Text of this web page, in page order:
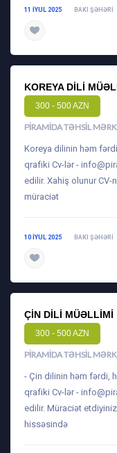
11 IYUL 2025 BAKI ŞƏHƏRI
KOREYA DILI
300 - 500 AZN
PIRAMIDA TƏHSIL
Koreya dilinin həm
qrafiki Cv-lər -
edilir. Xahiş olunur
müraciət
10 IYUL 2025 BAKI ŞƏHƏRI
ÇIN DILI MÜƏLLIMI
300 - 500 AZN
PIRAMIDA TƏHSIL
- Çin dilinin həm fərdi,
qrafiki Cv-lər -
edilir. Müraciət etdiyiniz
hissəsində